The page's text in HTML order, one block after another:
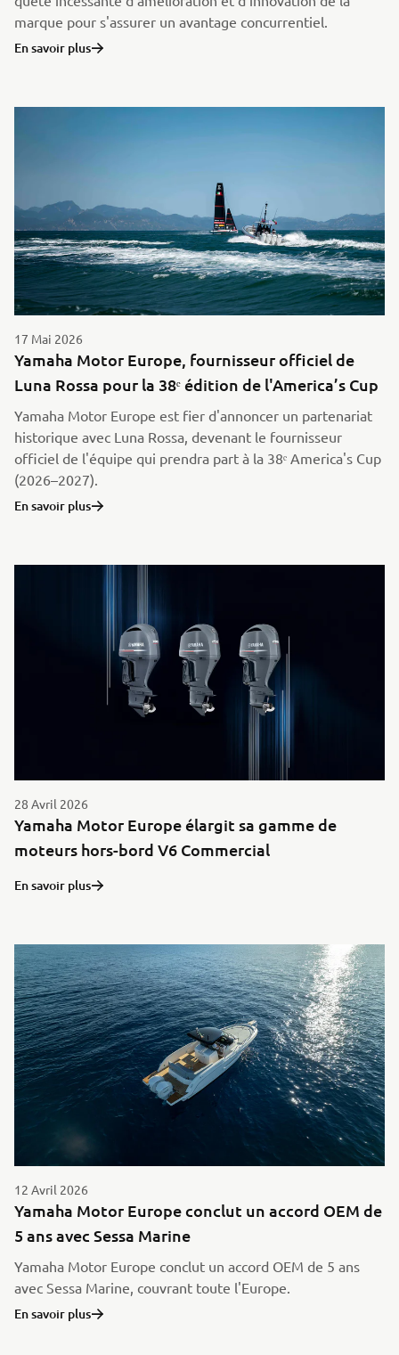
marque pour s'assurer un avantage concurrentiel.
En savoir plus
17 Mai 2026
Yamaha Motor Europe, fournisseur officiel de
Luna Rossa pour la 38ᵉ édition de l'America’s Cup
Yamaha Motor Europe est fier d'annoncer un partenariat
historique avec Luna Rossa, devenant le fournisseur
officiel de l'équipe qui prendra part à la 38ᵉ America's Cup
(2026–2027).
En savoir plus
28 Avril 2026
Yamaha Motor Europe élargit sa gamme de
moteurs hors-bord V6 Commercial
En savoir plus
12 Avril 2026
Yamaha Motor Europe conclut un accord OEM de
5 ans avec Sessa Marine
Yamaha Motor Europe conclut un accord OEM de 5 ans
avec Sessa Marine, couvrant toute l'Europe.
En savoir plus